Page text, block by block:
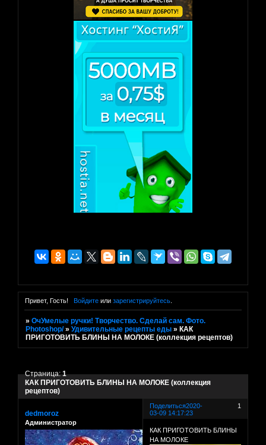
Привет, Гость! Войдитеили зарегистрируйтесь.
»ОчУмелые ручки! Творчество. Сделай сам. Фото.
Photoshop/ »Удивительные рецепты еды » КАК
ПРИГОТОВИТЬ БЛИНЫ НА МОЛОКЕ (коллекция рецептов)
КАК ПРИГОТОВИТЬ БЛИНЫ НА МОЛОКЕ (коллекция
рецептов)
Страница:1
Поделиться 1
2020-
03-09 14:17:23
dedmoroz
Администратор
КАК ПРИГОТОВИТЬ БЛИНЫ
НА МОЛОКЕ